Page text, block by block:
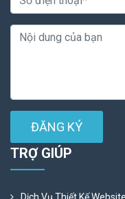
ĐĂNG KÝ
TRỢ GIÚP